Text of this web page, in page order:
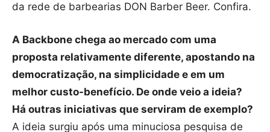
da rede de barbearias DON Barber Beer. Confira.
A Backbone chega ao mercado com uma
proposta relativamente diferente, apostando na
democratização, na simplicidade e em um
melhor custo-benefício. De onde veio a ideia?
Há outras iniciativas que serviram de exemplo?
A ideia surgiu após uma minuciosa pesquisa de